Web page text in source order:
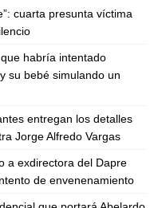
cuarta presunta víctima
habría intentado
su bebé simulando un
entregan los detalles
Jorge Alfredo Vargas
a exdirectora del Dapre
de envenenamiento